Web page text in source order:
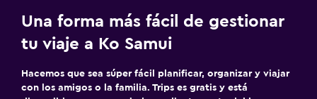
Una forma más fácil de gestionar
tu viaje a Ko Samui
Hacemos que sea súper fácil planificar, organizar y viajar
con los amigos o la familia. Trips es gratis y está